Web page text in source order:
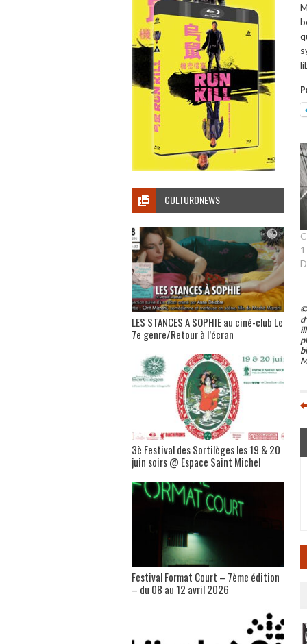
CULTURONEWS
LES STANCES A SOPHIE au ciné-club Le
7e genre/Retour à l’écran
3è Festival des Sortilèges les 19 & 20
juin soirs @ Espace Saint Michel
Festival Format Court – 7ème édition
– du 08 au 12 avril 2026